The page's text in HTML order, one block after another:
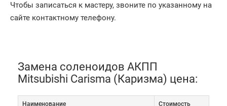
Чтобы записаться к мастеру, звоните по указанному на
сайте контактному телефону.
Замена соленоидов АКПП
Mitsubishi Carisma (Каризма) цена:
Наименование
Cтоимость